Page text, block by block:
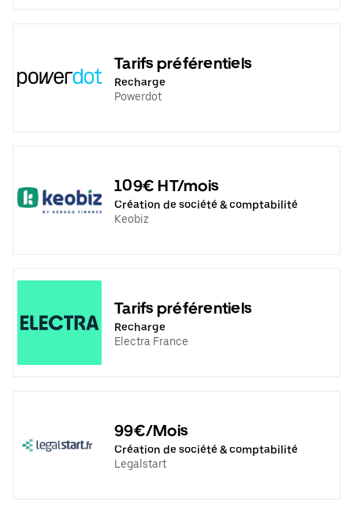
Tarifs préférentiels
Recharge
Powerdot
109€ HT/mois
Création de société & comptabilité
Keobiz
Tarifs préférentiels
Recharge
Electra France
99€/Mois
Création de société & comptabilité
Legalstart